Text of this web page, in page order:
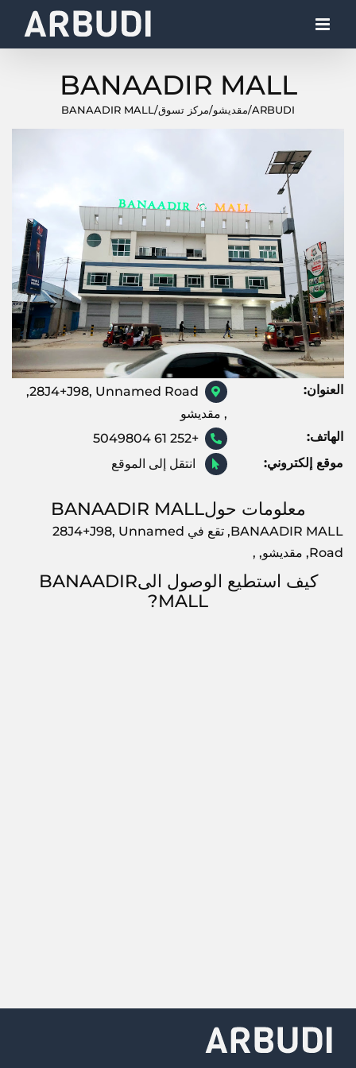
BANAADIR MALL
ARBUDI
/مقديشو/مركز تسوق/
BANAADIR MALL
العنوان:
28J4+J98, Unnamed Road,
, مقديشو
الهاتف:
+252 61 5049804
موقع إلكتروني:
انتقل إلى الموقع
معلومات حولBANAADIR MALL
BANAADIR MALL, تقع في 28J4+J98, Unnamed
Road, مقديشو, ,
كيف استطيع الوصول الىBANAADIR
MALL?